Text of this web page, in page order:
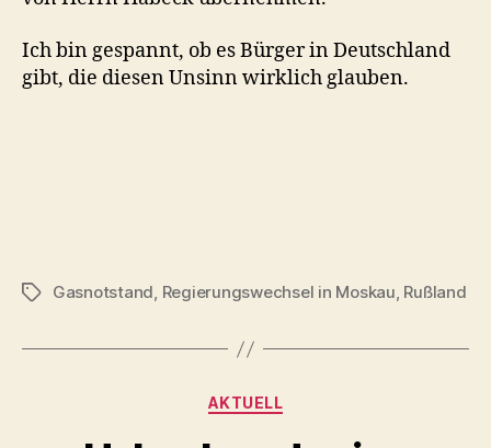
Ich bin gespannt, ob es Bürger in Deutschland
gibt, die diesen Unsinn wirklich glauben.
Schlagwörter
Gasnotstand, Regierungswechsel in Moskau, Rußland
Kategorien
AKTUELL